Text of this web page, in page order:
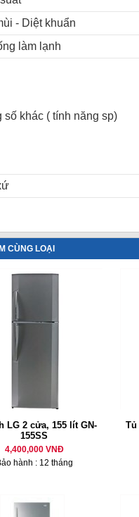
- Diệt khuẩn
làm lạnh
số khác ( tính năng sp)
CÙNG LOẠI
LG 2 cửa, 155 lít GN-
155SS
4,400,000 VNĐ
hành : 12 tháng
Tủ